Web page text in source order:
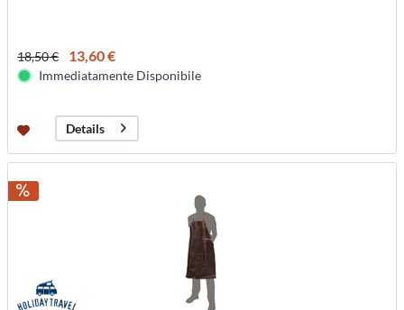
18,50 € 13,60 €
Immediatamente Disponibile
Details